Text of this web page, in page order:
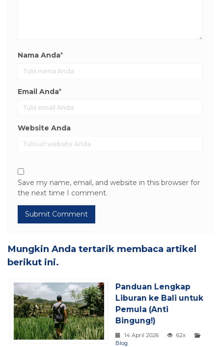
Nama Anda*
Email Anda*
Website Anda
Save my name, email, and website in this browser for
the next time I comment.
Mungkin Anda tertarik membaca artikel
berikut ini.
Panduan Lengkap
Liburan ke Bali untuk
Pemula (Anti
Bingung!)
14 April 2026
62x
Blog